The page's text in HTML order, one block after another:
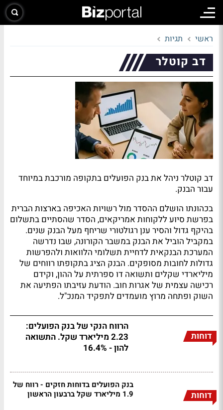
ראשי תגיות
דב קוטלר
דב קוטלר ניהל את בנק הפועלים בתקופה מורכבת במיוחד
עבור הבנק.
בכהונתו הושלם ההסדר מול רשויות האכיפה בארצות הברית
בפרשת סיוע ללקוחות אמריקאים, הסדר שהסתיים בתשלום
בהיקף גדול והסיר ענן רגולטורי שריחף מעל הבנק שנים.
במקביל הוביל את הבנק במשבר הקורונה, שבו נדרשה
המערכת הבנקאית לדחיית תשלומי הלוואות ולהפרשות
גדולות לחובות מסופקים. הבנק הציג בתקופתו רווחים של
מיליארדי שקלים ותשואה דו ספרתית על ההון, וקידם
רכישה עצמית של אגרות חוב. הודעת עזיבתו הפתיעה את
השוק ופתחה מרוץ מועמדים לתפקיד המנכ"ל.
דוחות
הרווח הנקי של בנק הפועלים:
2.23 מיליארד שקל. התשואה
להון - 16.4%
דוחות
בנק הפועלים בדוחות חזקים - רווח של
1.9 מיליארד שקל ברבעון הראשון